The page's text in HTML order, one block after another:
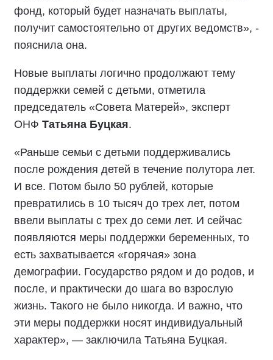
фонд, который будет назначать выплаты,
получит самостоятельно от других ведомств», -
пояснила она.
Новые выплаты логично продолжают тему
поддержки семей с детьми, отметила
председатель «Совета Матерей», эксперт
ОНФ Татьяна Буцкая.
«Раньше семьи с детьми поддерживались
после рождения детей в течение полутора лет.
И все. Потом было 50 рублей, которые
превратились в 10 тысяч до трех лет, потом
ввели выплаты с трех до семи лет. И сейчас
появляются меры поддержки беременных, то
есть захватывается «горячая» зона
демографии. Государство рядом и до родов, и
после, и практически до шага во взрослую
жизнь. Такого не было никогда. И важно, что
эти меры поддержки носят индивидуальный
характер», — заключила Татьяна Буцкая.